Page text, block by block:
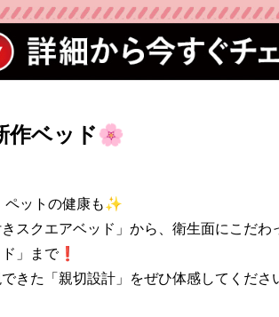
作ベッド🌸
ットの健康も✨
スクエアベッド」から、衛生面にこだ
」まで❗️
きた「親切設計」をぜひ体感してくださ